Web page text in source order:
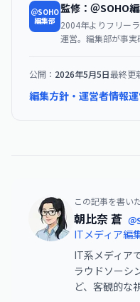
＠SOHO
編集部
監修：＠SOHO
2004年よりフリー
運営。編集部が事実
公開： 2026年5月5日最終更
編集方針・運営者情報
この記事を書い
朝比奈 蒼 ＠
ITメディア編
IT系メディア
ラウドソーシ
ど、客観的な